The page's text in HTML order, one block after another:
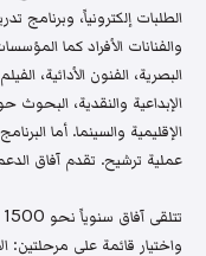
الطلبات إلكترونياً، وبرنامج
والفنانات الأفراد كما
البصرية، الفنون الأدائية،
الإبداعية والنقدية، البحوث
الإقليمية والسينما. أما
عملية ترشيح. تقدم آفاق
واختيار قائمة على مرحلتين: